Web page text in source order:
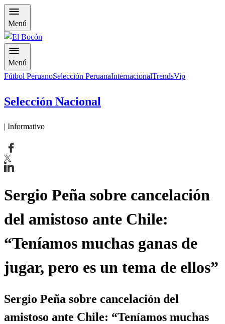
Menú
Menú
Fútbol PeruanoSelección PeruanaInternacionalTrendsVip
Selección Nacional
| Informativo
Sergio Peña sobre cancelación
del amistoso ante Chile:
“Teníamos muchas ganas de
jugar, pero es un tema de ellos”
Sergio Peña sobre cancelación del
amistoso ante Chile: “Teníamos muchas